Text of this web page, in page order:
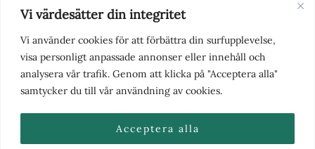
Vi värdesätter din integritet
Vi använder cookies för att förbättra din surfupplevelse,
visa personligt anpassade annonser eller innehåll och
analysera vår trafik. Genom att klicka på "Acceptera alla"
samtycker du till vår användning av cookies.
Acceptera alla
KalmarPosten är en modern lokalnyhetstidning på nätet. Med
fokus på Kalmarregionen, men också med blick för det större
perspektivet, vill vi vara din självklara kanal för nyheter,
berättelser och engagemang. KalmarPosten grundades 1988 och
fick nya ägare 2025.